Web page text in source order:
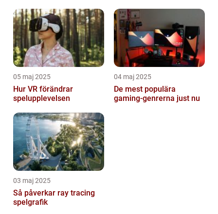
05 maj 2025
Hur VR förändrar
spelupplevelsen
04 maj 2025
De mest populära
gaming-genrerna just nu
03 maj 2025
Så påverkar ray tracing
spelgrafik